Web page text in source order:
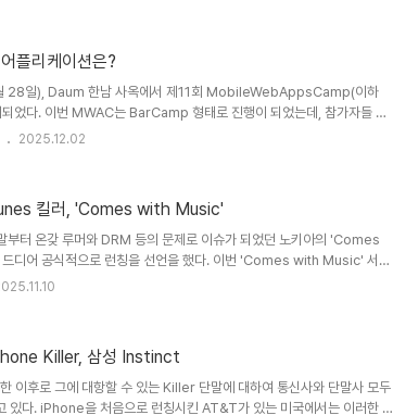
인치 iPad를 동일한 Device Class로 묶어서 서로를 Killer Device
꽤나 ..
플리케이션은?
28일), Daum 한남 사옥에서 제11회 MobileWebAppsCamp(이하
었다. 이번 MWAC는 BarCamp 형태로 진행이 되었는데, 참가자들 전
한다는 부담감 때문인지 예상보다 훨씬 조촐한 인원으로 시작되었다.오히
명을 하고자 한다. 참고로, 이번 발표에서는 'Application'을 평소보다 광
으니 혼동이 없기를 바란다. what-is-mobi..
2025.12.02
킬러, 'Comes with Music'
터 온갖 루머와 DRM 등의 문제로 이슈가 되었던 노키아의 'Comes
디어 공식적으로 런칭을 선언을 했다. 이번 'Comes with Music' 서비
시되며 노키아의 'Comes With Music'에디션 모델을 구입하면 구입후
적용하는 모델은 'Nokia 5310 XpressMusic' 으로 오늘(2008년 9월
www.carphonew..
Killer, 삼성 Instinct
이후로 그에 대항할 수 있는 Killer 단말에 대하여 통신사와 단말사 모두
있다. iPhone을 처음으로 런칭시킨 AT&T가 있는 미국에서는 이러한 고